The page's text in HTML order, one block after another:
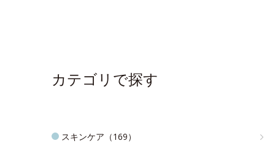
カテゴリで探す
スキンケア（169）